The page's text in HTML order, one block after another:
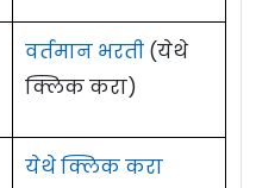
वर्तमान भरती (येथे
क्लिक करा)
येथे क्लिक करा